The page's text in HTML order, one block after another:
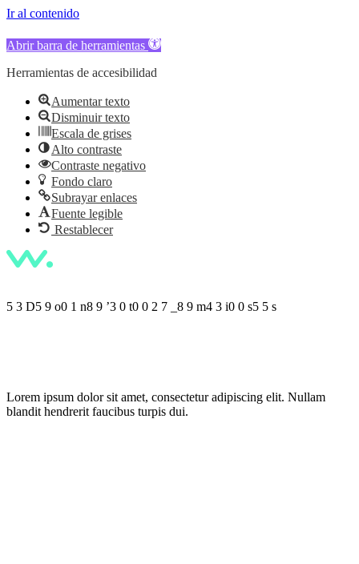
Ir al contenido
Abrir barra de herramientas
Herramientas de accesibilidad
Aumentar texto
Disminuir texto
Escala de grises
Alto contraste
Contraste negativo
Fondo claro
Subrayar enlaces
Fuente legible
Restablecer
5 3 D5 9 o0 1 n8 9 ’3 0 t0 0 2 7 8 9 m4 3 i0 0 s5 5 s
Lorem ipsum dolor sit amet, consectetur adipiscing elit. Nullam
blandit hendrerit faucibus turpis dui.